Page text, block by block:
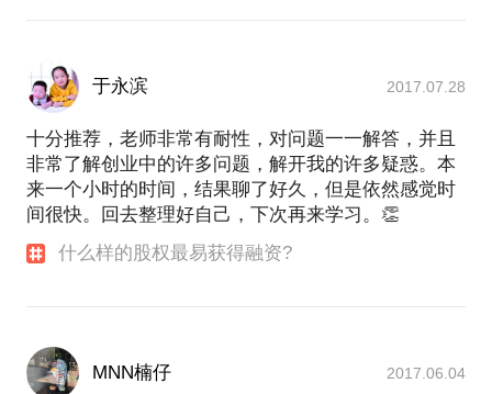
于永滨 2017.07.28
十分推荐，老师非常有耐性，对问题一一解答，并且
非常了解创业中的许多问题，解开我的许多疑惑。本
来一个小时的时间，结果聊了好久，但是依然感觉时
间很快。回去整理好自己，下次再来学习。👏
什么样的股权最易获得融资?
MNN楠仔 2017.06.04